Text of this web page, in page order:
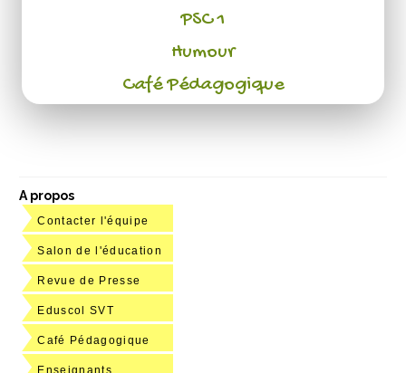
PSC 1
Humour
Café Pédagogique
A propos
Contacter l'équipe
Salon de l'éducation
Revue de Presse
Eduscol SVT
Café Pédagogique
Enseignants